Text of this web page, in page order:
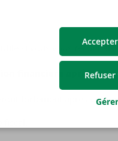
si vous vous
financière après
fortement après